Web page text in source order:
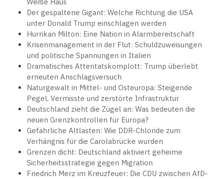
Der gespaltene Gigant: Welche Richtung die USA
unter Donald Trump einschlagen werden
Hurrikan Milton: Eine Nation in Alarmbereitschaft
Krisenmanagement in der Flut: Schuldzuweisungen
und politische Spannungen in Italien
Dramatisches Attentatskomplott: Trump überlebt
erneuten Anschlagsversuch
Naturgewalt in Mittel- und Osteuropa: Steigende
Pegel, Vermisste und zerstörte Infrastruktur
Deutschland zieht die Zügel an: Was bedeuten die
neuen Grenzkontrollen für Europa?
Gefährliche Altlasten: Wie DDR-Chloride zum
Verhängnis für die Carolabrücke wurden
Grenzen dicht: Deutschland aktiviert geheime
Sicherheitsstrategie gegen Migration
Friedrich Merz im Kreuzfeuer: Die CDU zwischen AfD-